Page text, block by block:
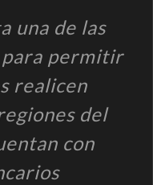
una de las
para permitir
realicen
del
con